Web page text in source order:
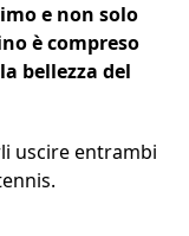
e non solo
è compreso
bellezza del
uscire entrambi